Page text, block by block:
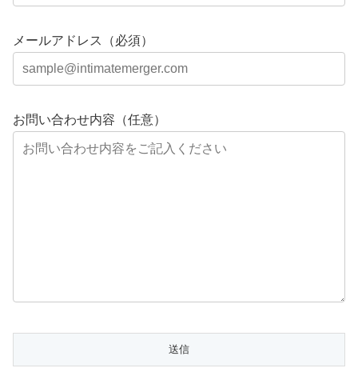
メールアドレス（必須）
お問い合わせ内容（任意）